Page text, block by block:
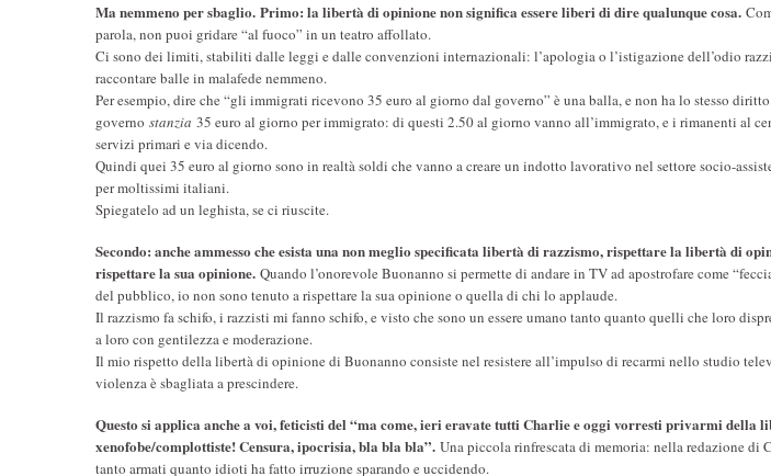
Ma nemmeno per sbaglio. Primo: la libertà di opinione non significa essere liberi di dire qualunque cosa.
parola, non puoi gridare “al fuoco” in un teatro affollato.
Ci sono dei limiti, stabiliti dalle leggi e dalle convenzioni internazionali: l’apologia o l’istigazione dell’odio
raccontare balle in malafede nemmeno.
Per esempio, dire che “gli immigrati ricevono 35 euro al giorno dal governo” è una balla, e non ha lo stesso
governo stanzia 35 euro al giorno per immigrato: di questi 2.50 al giorno vanno all’immigrato, e i rimanenti al
servizi primari e via dicendo.
Quindi quei 35 euro al giorno sono in realtà soldi che vanno a creare un indotto lavorativo nel settore socio-
per moltissimi italiani.
Spiegatelo ad un leghista, se ci riuscite.
Secondo: anche ammesso che esista una non meglio specificata libertà di razzismo, rispettare la libertà di
rispettare la sua opinione. Quando l’onorevole Buonanno si permette di andare in TV ad apostrofare come
del pubblico, io non sono tenuto a rispettare la sua opinione o quella di chi lo applaude.
Il razzismo fa schifo, i razzisti mi fanno schifo, e visto che sono un essere umano tanto quanto quelli che loro
a loro con gentilezza e moderazione.
Il mio rispetto della libertà di opinione di Buonanno consiste nel resistere all’impulso di recarmi nello studio
violenza è sbagliata a prescindere.
Questo si applica anche a voi, feticisti del “ma come, ieri eravate tutti Charlie e oggi vorresti privarmi della
xenofobe/complottiste! Censura, ipocrisia, bla bla bla”. Una piccola rinfrescata di memoria: nella redazione di
tanto armati quanto idioti ha fatto irruzione sparando e uccidendo.